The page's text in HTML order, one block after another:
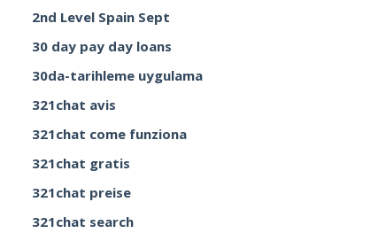
2nd Level Spain Sept
30 day pay day loans
30da-tarihleme uygulama
321chat avis
321chat come funziona
321chat gratis
321chat preise
321chat search